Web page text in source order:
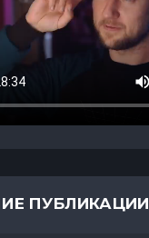
ПУБЛИКАЦИИ